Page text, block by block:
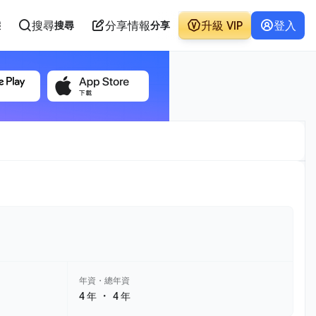
搜尋搜尋 分享情報分享 升級 VIP 登入
年資・總年資
4 年 ・4 年